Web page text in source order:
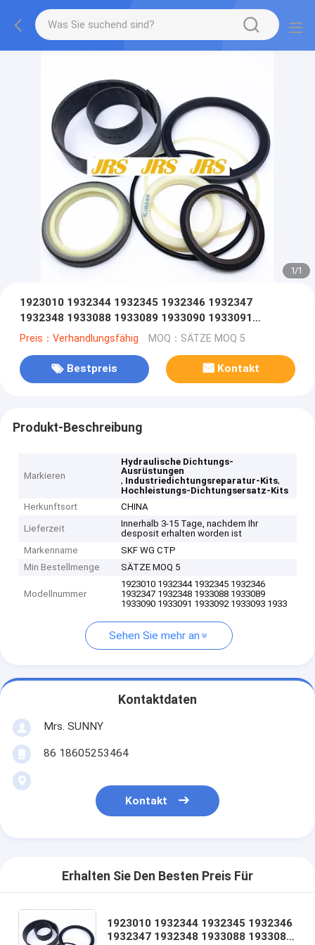
1/1
1923010 1932344 1932345 1932346 1932347
1932348 1933088 1933089 1933090 1933091
1933092 1933093 1933094 1933095 1933096
Preis：Verhandlungsfähig MOQ：SÄTZE MOQ 5
Bestpreis Kontakt
Produkt-Beschreibung
Markieren
Hydraulische Dichtungs-
Ausrüstungen
, Industriedichtungsreparatur-Kits,
Hochleistungs-Dichtungsersatz-Kits
Herkunftsort
CHINA
Lieferzeit
Innerhalb 3-15 Tage, nachdem Ihr
desposit erhalten worden ist
Markenname
SKF WG CTP
Min Bestellmenge
SÄTZE MOQ 5
Modellnummer
1923010 1932344 1932345 1932346
1932347 1932348 1933088 1933089
1933090 1933091 1933092 1933093 1933
Sehen Sie mehr an
Kontaktdaten
Mrs. SUNNY
86 18605253464
Kontakt
Erhalten Sie Den Besten Preis Für
1923010 1932344 1932345 1932346
1932347 1932348 1933088 1933089